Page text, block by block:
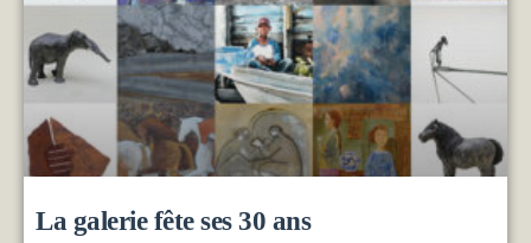
La galerie fête ses 30 ans